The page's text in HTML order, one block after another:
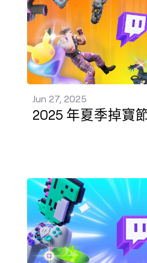
Jun 27, 2025
2025 年夏季掉寶
Twitch 客戶體驗監控升